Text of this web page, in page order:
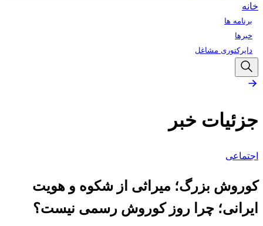
خانه
برنامه ها
خبرها
دایرکتوری مشاغل
جزئیات خبر
اجتماعی
کوروش بزرگ؛ میراثی از شکوه و هویت
ایرانی؛ چرا روز کوروش رسمی نیست؟